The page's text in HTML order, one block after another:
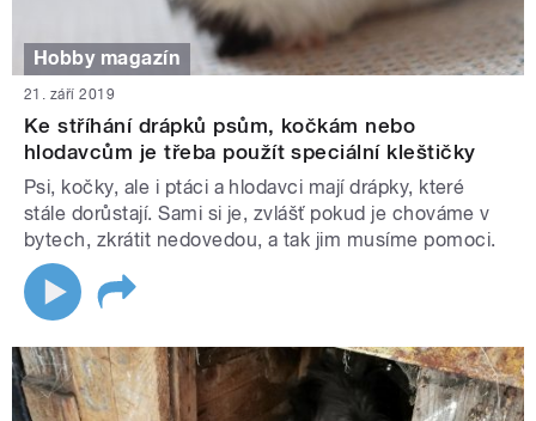
Hobby magazín
21. září 2019
Ke stříhání drápků psům, kočkám nebo
hlodavcům je třeba použít speciální kleštičky
Psi, kočky, ale i ptáci a hlodavci mají drápky, které
stále dorůstají. Sami si je, zvlášť pokud je chováme v
bytech, zkrátit nedovedou, a tak jim musíme pomoci.